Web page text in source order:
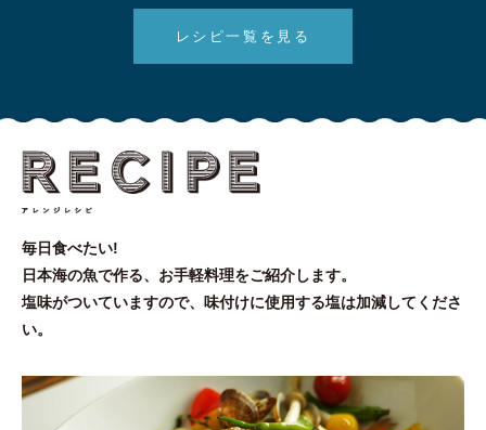
レシピ一覧を見る
毎日食べたい!
日本海の魚で作る、お手軽料理をご紹介します。
塩味がついていますので、味付けに使用する塩は加減してくださ
い。